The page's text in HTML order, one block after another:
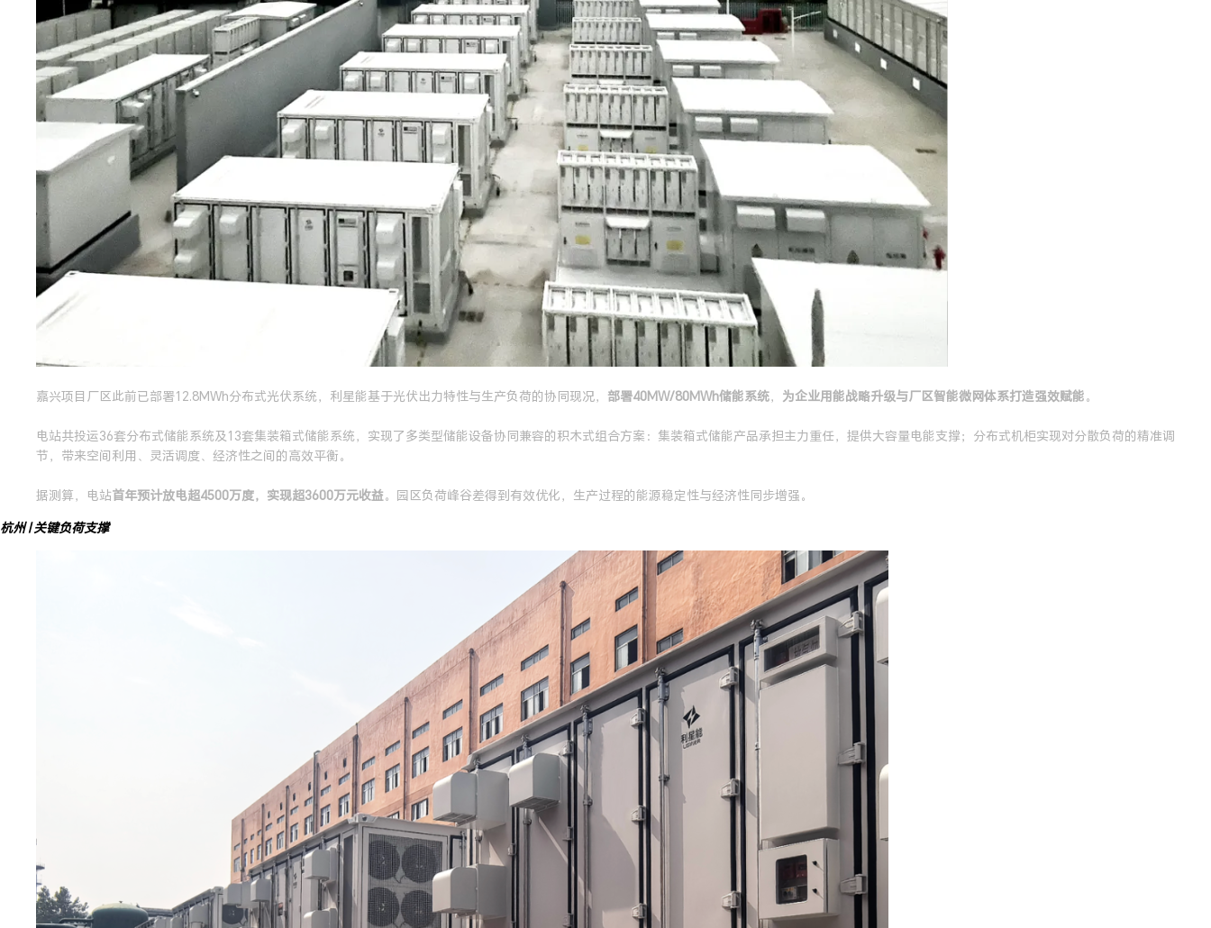
嘉兴项目厂区此前已部署12.8MWh分布式光伏系统，利星能基于光伏出力特性与生产负荷的协同现况， 部署40MW/80MWh储能系统， 为企业用能战略升级与厂区智能微网体系打造强效赋能。
电站共投运36套分布式储能系统及13套集装箱式储能系统，实现了多类型储能设备协同兼容的积木式组合方案：集装箱式储能产品承担主力重任，提供大容量电能支撑；分布式机柜实现对分散负荷的精准调
节，带来空间利用、灵活调度、经济性之间的高效平衡。
据测算，电站首年预计放电超4500万度，实现超3600万元收益。园区负荷峰谷差得到有效优化，生产过程的能源稳定性与经济性同步增强。
杭州 | 关键负荷支撑